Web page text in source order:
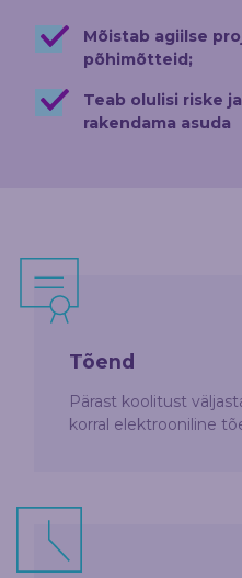
Mõistab agiilse
põhimõtteid;
Teab olulisi riske
rakendama asuda
Tõend
Pärast koolitust
korral elektrooniline